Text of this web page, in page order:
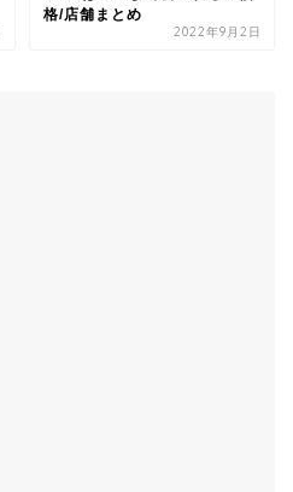
格/店舗まとめ
2022年9月2日